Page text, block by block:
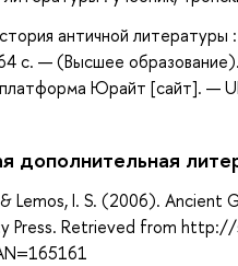
античной литературы
с. — (Высшее
платформа Юрайт [сайт]. —
дополнительная
Lemos, I. S. (2006). Ancient
Press. Retrieved from